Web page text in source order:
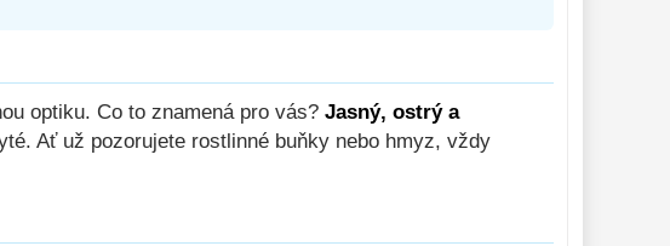
optiku. Co to znamená pro vás? Jasný, ostrý a
Ať už pozorujete rostlinné buňky nebo hmyz, vždy